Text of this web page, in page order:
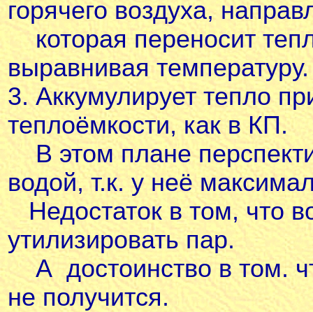
горячего воздуха,
которая переносит
выравнивая температуру.
3. Аккумулирует тепло
теплоёмкости, как в КП.
В этом плане
водой, т.к. у неё
Недостаток в том, что
утилизировать пар.
А достоинство в том.
не получится.